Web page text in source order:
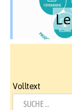
Volltext